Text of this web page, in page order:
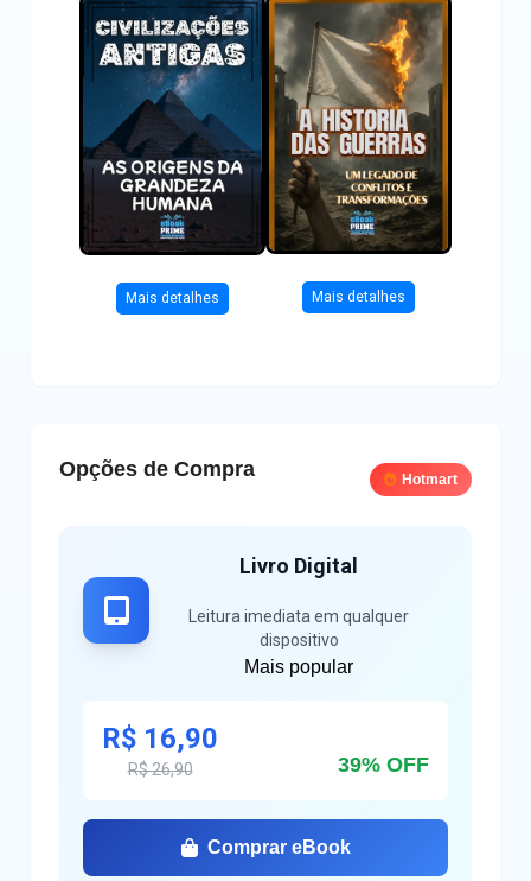
Mais detalhes Mais detalhes
Opções de Compra Hotmart
Livro Digital
Leitura imediata em qualquer
dispositivo
Mais popular
R$ 16,90
R$ 26,90 39% OFF
Comprar eBook